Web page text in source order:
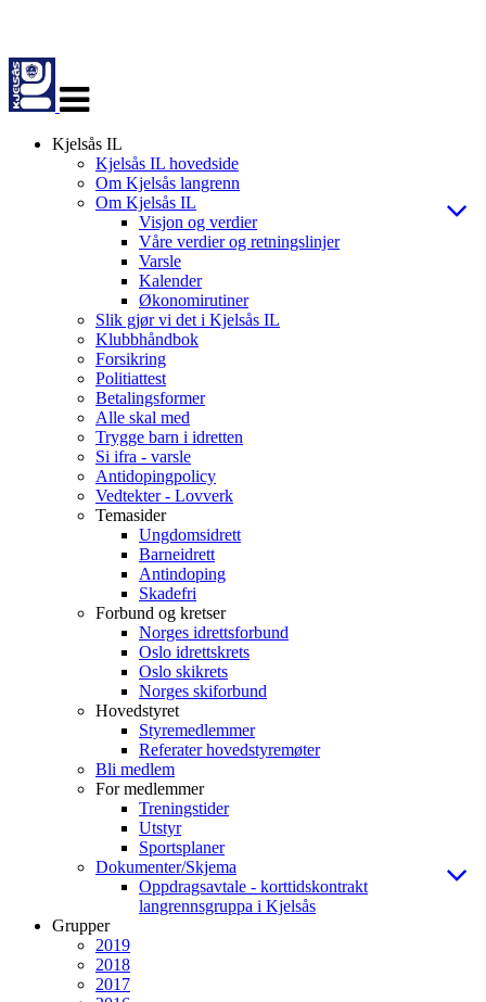
navigasjon
Kjelsås IL
Kjelsås IL hovedside
Om Kjelsås langrenn
Om Kjelsås IL
Visjon og verdier
Våre verdier og retningslinjer
Varsle
Kalender
Økonomirutiner
Slik gjør vi det i Kjelsås IL
Klubbhåndbok
Forsikring
Politiattest
Betalingsformer
Alle skal med
Trygge barn i idretten
Si ifra - varsle
Antidopingpolicy
Vedtekter - Lovverk
Temasider
Ungdomsidrett
Barneidrett
Antindoping
Skadefri
Forbund og kretser
Norges idrettsforbund
Oslo idrettskrets
Oslo skikrets
Norges skiforbund
Hovedstyret
Styremedlemmer
Referater hovedstyremøter
Bli medlem
For medlemmer
Treningstider
Utstyr
Sportsplaner
Dokumenter/Skjema
Oppdragsavtale - korttidskontrakt
langrennsgruppa i Kjelsås
Grupper
2019
2018
2017